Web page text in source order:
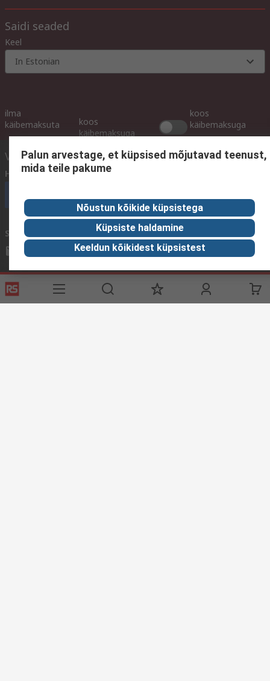
Saidi seaded
Keel
In Estonian
ilma
käibemaksuta
koos
käibemaksuga
koos
käibemaksuga
Võtke meiega ühendust
Helistage meile (E - R 9.00 - 16.00)
Saatke meile e-kiri
vastame tavaliselt 24 tunni jooksul.
sales@rsdelivers.ee
Palun arvestage, et küpsised mõjutavad teenust,
mida teile pakume
Nõustun kõikide küpsistega
Küpsiste haldamine
Keeldun kõikidest küpsistest